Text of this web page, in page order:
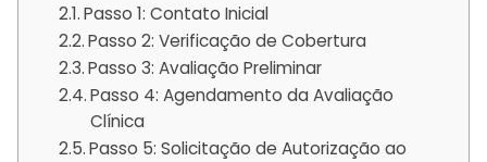
Passo 1: Contato Inicial
Passo 2: Verificação de Cobertura
Passo 3: Avaliação Preliminar
Passo 4: Agendamento da Avaliação
Clínica
Passo 5: Solicitação de Autorização ao